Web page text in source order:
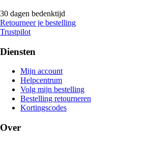
30 dagen bedenktijd
Retourneer je bestelling
Trustpilot
Diensten
Mijn account
Helpcentrum
Volg mijn bestelling
Bestelling retourneren
Kortingscodes
Over